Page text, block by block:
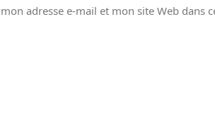
adresse e-mail et mon site Web dans